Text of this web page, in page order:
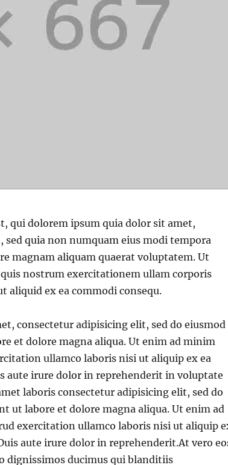
qui dolorem ipsum quia dolor sit amet,
sed quia non numquam eius modi tempora
magnam aliquam quaerat voluptatem. Ut
nostrum exercitationem ullam corporis
aliquid ex ea commodi consequ.
consectetur adipisicing elit, sed do eiusmod
et dolore magna aliqua. Ut enim ad minim
ullamco laboris nisi ut aliquip ex ea
aute irure dolor in reprehenderit in voluptate
laboris consectetur adipisicing elit, sed do
ut labore et dolore magna aliqua. Ut enim ad
exercitation ullamco laboris nisi ut aliquip
aute irure dolor in reprehenderit.At vero
dignissimos ducimus qui blanditiis